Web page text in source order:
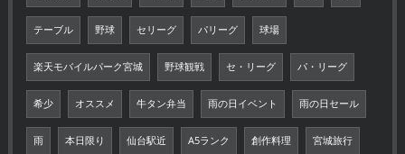
テーブル 野球 セリーグ パリーグ 球場
楽天モバイルパーク宮城 野球観戦 セ・リーグ パ・リーグ
希少 オススメ 牛タン弁当 雨の日イベント 雨の日セール
雨 本日限り 仙台駅近 A5ランク 創作料理 宮城旅行